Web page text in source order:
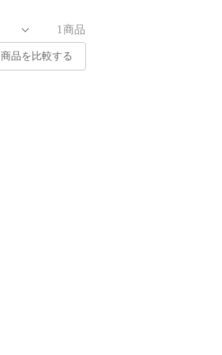
1商品
商品を比較する